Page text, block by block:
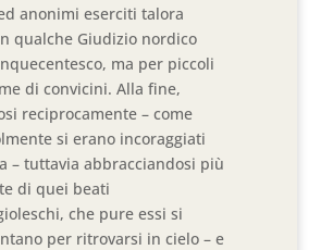
anonimi eserciti talora
qualche Giudizio nordico
ma per piccoli
di convicini. Alla fine,
reciprocamente – come
si erano incoraggiati
– tuttavia abbracciandosi più
di quei beati
che pure essi si
per ritrovarsi in cielo – e